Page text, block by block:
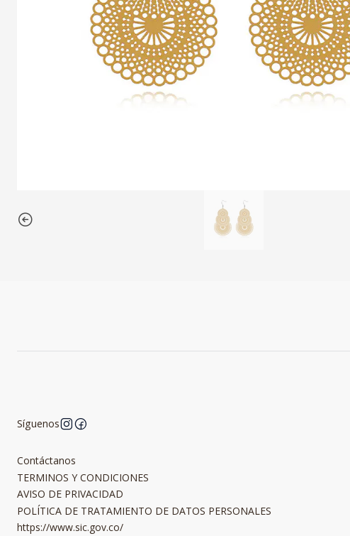
Síguenos
Contáctanos
TERMINOS Y CONDICIONES
AVISO DE PRIVACIDAD
POLÍTICA DE TRATAMIENTO DE DATOS PERSONALES
https://www.sic.gov.co/